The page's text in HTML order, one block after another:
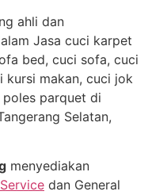
ahli dan
Jasa cuci karpet
bed, cuci sofa, cuci
kursi makan, cuci jok
parquet di
Selatan,
menyediakan
dan General